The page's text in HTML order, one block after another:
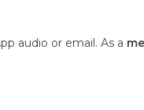
audio or email. As a